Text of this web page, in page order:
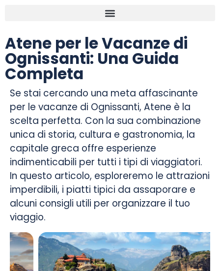
Atene per le Vacanze di
Ognissanti: Una Guida
Completa
Se stai cercando una meta affascinante
per le vacanze di Ognissanti, Atene è la
scelta perfetta. Con la sua combinazione
unica di storia, cultura e gastronomia, la
capitale greca offre esperienze
indimenticabili per tutti i tipi di viaggiatori.
In questo articolo, esploreremo le attrazioni
imperdibili, i piatti tipici da assaporare e
alcuni consigli utili per organizzare il tuo
viaggio.